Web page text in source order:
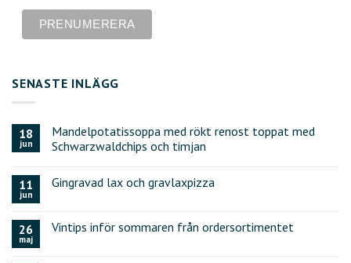
SENASTE INLÄGG
18
jun
Mandelpotatissoppa med rökt renost toppat med
Schwarzwaldchips och timjan
11
jun
Gingravad lax och gravlaxpizza
26
maj
Vintips inför sommaren från ordersortimentet